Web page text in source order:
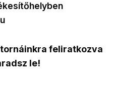
feliratkozva
le!